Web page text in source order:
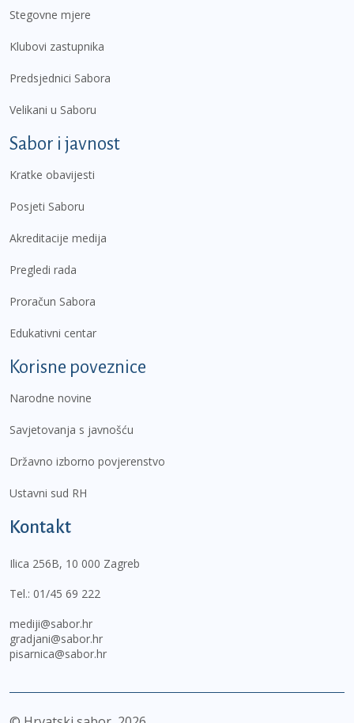
Stegovne mjere
Klubovi zastupnika
Predsjednici Sabora
Velikani u Saboru
Sabor i javnost
Kratke obavijesti
Posjeti Saboru
Akreditacije medija
Pregledi rada
Proračun Sabora
Edukativni centar
Korisne poveznice
Narodne novine
Savjetovanja s javnošću
Državno izborno povjerenstvo
Ustavni sud RH
Kontakt
Ilica 256B, 10 000 Zagreb
Tel.: 01/45 69 222
mediji@sabor.hr
gradjani@sabor.hr
pisarnica@sabor.hr